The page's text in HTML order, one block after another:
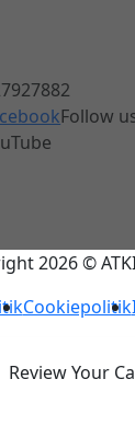
Follow
2026 ©
Cookiepolitik
Review Your